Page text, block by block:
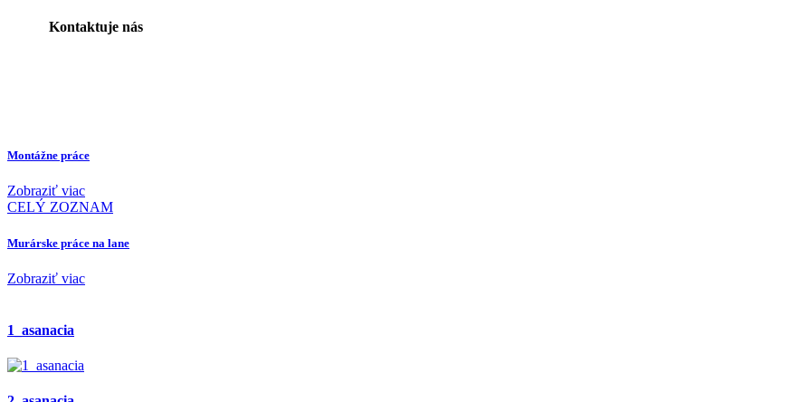
Kontaktuje nás
Montážne práce
Zobraziť viac
CELÝ ZOZNAM
Murárske práce na lane
Zobraziť viac
1_asanacia